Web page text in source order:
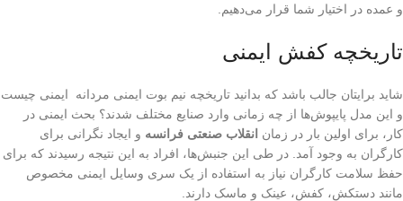
و عمده در اختیار شما قرار می‌دهیم.
تاریخچه کفش ایمنی
شاید برایتان جالب باشد که بدانید تاریخچه نیم بوت ایمنی مردانه ایمنی چیست
و این مدل پایپوش‌ها از چه زمانی وارد صنایع مختلف شدند؟ بحث ایمنی در
کار، برای اولین بار در زمان انقلاب صنعتی فرانسه و ایجاد نگرانی برای
کارگران به وجود آمد. در طی این جنبش‌ها، افراد به این نتیجه رسیدند که برای
حفظ سلامت کارگران نیاز به استفاده از یک سری وسایل ایمنی مخصوص
مانند دستکش، کفش، عینک و ماسک دارند.